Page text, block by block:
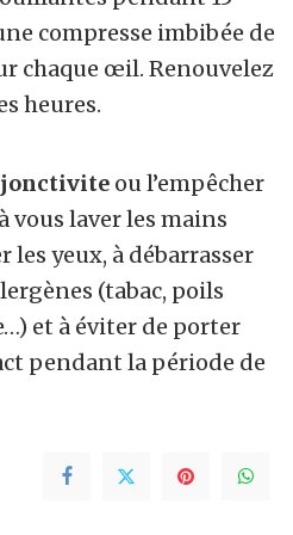
compresse imbibée de
chaque œil. Renouvelez
heures.
ou l’empêcher
vous laver les mains
les yeux, à débarrasser
(tabac, poils
et à éviter de porter
pendant la période de